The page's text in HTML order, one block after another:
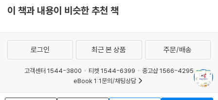
이 책과 내용이 비슷한 추천 책
로그인 최근 본 상품 주문/배송
고객센터 1544-3800 티켓 1544-6399
중고샵 1566-4295
eBook 1:1문의/채팅상담